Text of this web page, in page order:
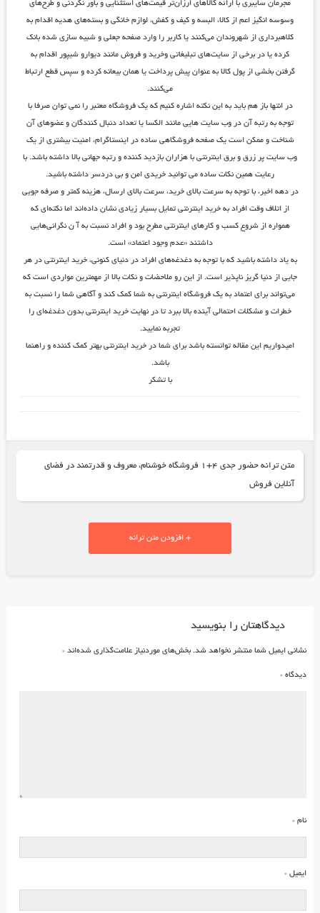
مجرمان سایبری با ارائه کالاهای ارزان‌تر قیمت‌های استثنایی و باور نکردنی و طرح‌های
وسوسه انگیز اعم از کالا، البسه و کیف و کفش، لوازم خانگی و بسته‌های هدیه اقدام به
کلاهبرداری از شهروندان می‌کنند یا کاربر را وارد صفحه جعلی و شبیه سازی شده بانک
کرده یا در برخی از سایت‌های تبلیغاتی وخرید و فروش مانند دیوارو شیپور اقدام به
گرفتن بخشی از پول کالا به عنوان پیش پرداخت یا همان بیعانه کرده و سپس قطع ارتباط
می‌کنند.
در انتها باز هم باید به این نکته اشاره کنیم که یک فروشگاه معتبر را نمی توان صرفا با
توجه به رتبه آن در وب سایت هایی مانند الکسا یا تعداد دنبال کنندگان و عضوهای آن
شناخت و ممکن است یک صفحه فروشگاهی ساده در اینستاگرام، امنیت بیشتری از یک
وب سایت پر زرق و برق اینترنتی با هزاران بازدید کننده و رتبه جهانی بالا داشته باشد. با
رعایت همین نکات ساده می توانید خریدی امن و بی دردسر داشته باشید.
در دهه اخیر، با توجه به سرعت بالای خرید، سرعت بالای ارسال، هزینه کمتر و صرفه جویی
از اتلاف وقت افراد به خرید اینترنتی تمایل بسیار زیادی نشان داده‌اند اما نکته‌ای که
همواره از شروع کسب و کارهای اینترنتی مطرح بود و افراد نسبت به آ ن نگرانی‌هایی
داشتند «عدم وجود اعتماد» است.
به یاد داشته باشید که با توجه به دغدغه‌های افراد در دنیای کنونی، خرید اینترنتی در هر
جایی از دنیا گریز ناپذیر است. از این رو ملاحضات و نکات بالا از مهمترین مواردی است که
می‌تواند برای اعتماد به یک فروشگاه اینترنتی به شما کمک کند و آگاهی شما را نسبت به
خطرات و مشکلات احتمالی آینده بالا ببرد تا در نهایت خرید اینترنتی بدون دغدغه‌ای را
تجربه نمایید.
امیدواریم این مقاله توانسته باشد برای شما در خرید اینترنتی بهتر کمک کننده و راهنما
باشد.
با تشکر
متن ترانه حضور جدی ۴+۱ فروشگاه خوشنام، معروف و قدرتمند در فضای
آنلاین فروش
+ افزودن متن ترانه
دیدگاهتان را بنویسید
نشانی ایمیل شما منتشر نخواهد شد. بخش‌های موردنیاز علامت‌گذاری شده‌اند *
دیدگاه *
نام *
ایمیل *